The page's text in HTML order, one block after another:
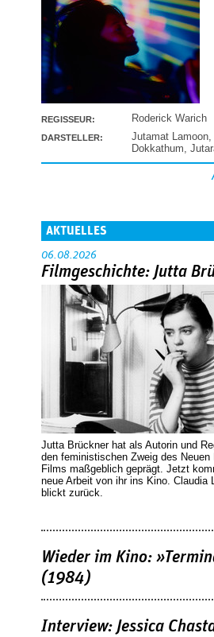
REGISSEUR: Roderick Warich
DARSTELLER: Jutamat Lamoon,
Dokkathum,
AKTUELLES
06.08.2026
Filmgeschichte: Jutta
Jutta Brückner hat als Autorin und
den feministischen Zweig des Neuen
Films maßgeblich geprägt. Jetzt
neue Arbeit von ihr ins Kino. Claudia
blickt zurück.
Wieder im Kino:
(1984)
Interview: Jessica